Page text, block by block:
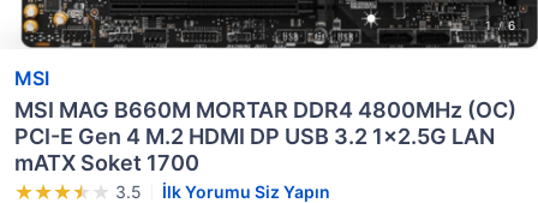
MSI
MSI MAG B660M MORTAR DDR4 4800MHz (OC)
PCI-E Gen 4 M.2 HDMI DP USB 3.2 1x2.5G LAN
mATX Soket 1700
3.5
İlk Yorumu Siz Yapın